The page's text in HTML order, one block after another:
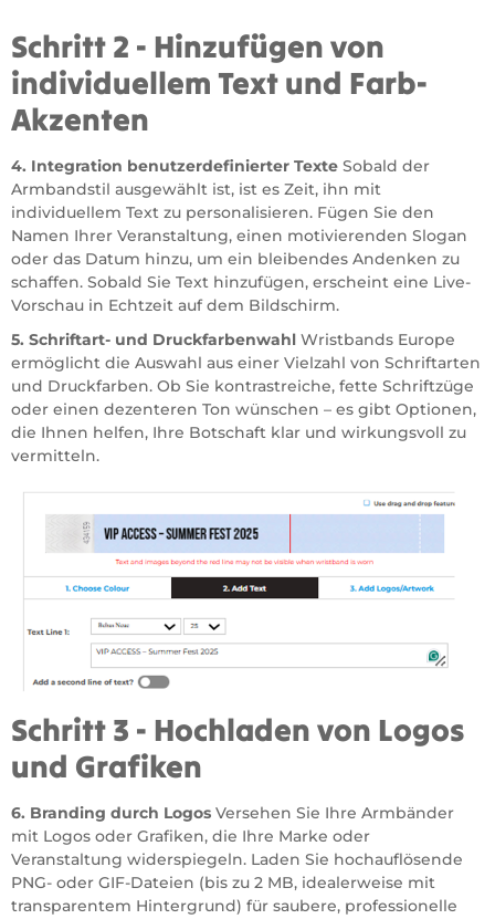
Schritt 2 - Hinzufügen von
individuellem Text und Farb-
Akzenten
4. Integration benutzerdefinierter Texte Sobald der
Armbandstil ausgewählt ist, ist es Zeit, ihn mit
individuellem Text zu personalisieren. Fügen Sie den
Namen Ihrer Veranstaltung, einen motivierenden Slogan
oder das Datum hinzu, um ein bleibendes Andenken zu
schaffen. Sobald Sie Text hinzufügen, erscheint eine Live-
Vorschau in Echtzeit auf dem Bildschirm.
5. Schriftart- und Druckfarbenwahl Wristbands Europe
ermöglicht die Auswahl aus einer Vielzahl von Schriftarten
und Druckfarben. Ob Sie kontrastreiche, fette Schriftzüge
oder einen dezenteren Ton wünschen – es gibt Optionen,
die Ihnen helfen, Ihre Botschaft klar und wirkungsvoll zu
vermitteln.
Schritt 3 - Hochladen von Logos
und Grafiken
6. Branding durch Logos Versehen Sie Ihre Armbänder
mit Logos oder Grafiken, die Ihre Marke oder
Veranstaltung widerspiegeln. Laden Sie hochauflösende
PNG- oder GIF-Dateien (bis zu 2 MB, idealerweise mit
transparentem Hintergrund) für saubere, professionelle